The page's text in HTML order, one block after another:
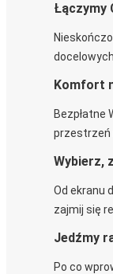
Łączymy
Komfort
Bezpłatne
przestrzeń
Wybierz,
Od ekranu
zajmij się
Jedźmy
Po co